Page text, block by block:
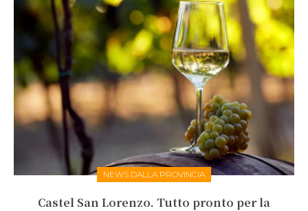
NEWS DALLA PROVINCIA
Castel San Lorenzo. Tutto pronto per la